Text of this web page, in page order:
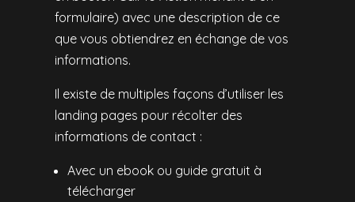
formulaire) avec une description de ce
que vous obtiendrez en échange de vos
informations.
Il existe de multiples façons d’utiliser les
landing pages pour récolter des
informations de contact :
Avec un ebook ou guide gratuit à
télécharger